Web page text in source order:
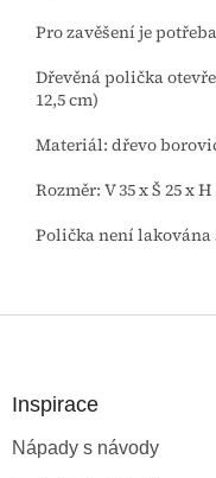
Pro zavěšení je
Dřevěná polička
12,5 cm)
Materiál: dřevo
Rozměr: V 35 x Š 25 x
Polička není lakována
Inspirace
Nápady s návody